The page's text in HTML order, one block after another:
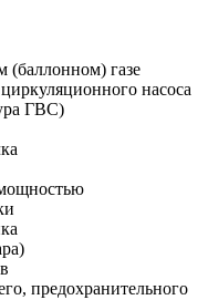
(баллонном) газе
насоса
ГВС)
предохранительного